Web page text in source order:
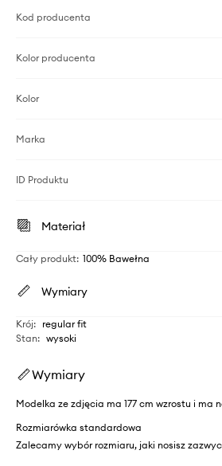
Kod producenta
Kolor producenta
Kolor
Marka
ID Produktu
Materiał
Cały produkt: 100% Bawełna
Wymiary
Krój: regular fit
Stan: wysoki
Wymiary
Modelka ze zdjęcia ma 177 cm wzrostu i ma
Rozmiarówka standardowa
Zalecamy wybór rozmiaru, jaki nosisz